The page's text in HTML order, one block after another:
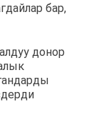
бар,
донор